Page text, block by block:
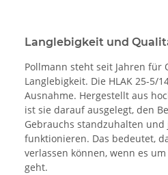
Langlebigkeit und
Pollmann steht seit Jahren für
Langlebigkeit. Die HLAK 25-5/
Ausnahme. Hergestellt aus
ist sie darauf ausgelegt, den
Gebrauchs standzuhalten
funktionieren. Das bedeutet,
verlassen können, wenn es
geht.